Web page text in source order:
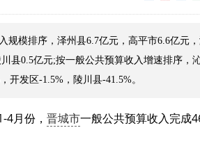
规模排序，泽州县6.7亿元，高平市6.6亿元
县0.5亿元;按一般公共预算收入增速排序，
开发区-1.5%，陵川县-41.5%。
4月份， 晋城市一般公共预算收入完成